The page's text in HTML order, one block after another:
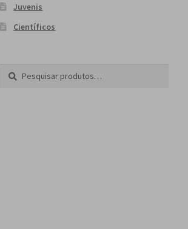
Juvenis
Científicos
Pesquisar